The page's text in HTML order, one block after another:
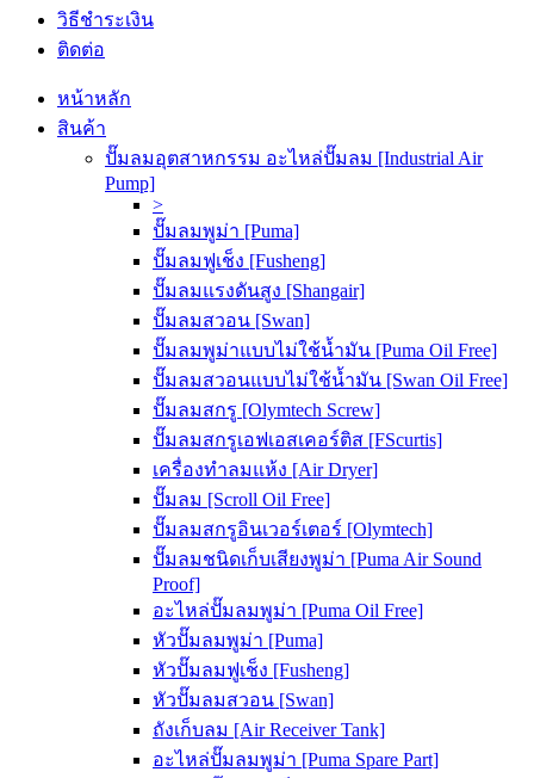
วิธีชำระเงิน
ติดต่อ
หน้าหลัก
สินค้า
ปั๊มลมอุตสาหกรรม อะไหล่ปั๊มลม [Industrial Air
Pump]
>
ปั๊มลมพูม่า [Puma]
ปั๊มลมฟูเช็ง [Fusheng]
ปั๊มลมแรงดันสูง [Shangair]
ปั๊มลมสวอน [Swan]
ปั๊มลมพูม่าแบบไม่ใช้น้ำมัน [Puma Oil Free]
ปั๊มลมสวอนแบบไม่ใช้น้ำมัน [Swan Oil Free]
ปั๊มลมสกรู [Olymtech Screw]
ปั๊มลมสกรูเอฟเอสเคอร์ติส [FScurtis]
เครื่องทำลมแห้ง [Air Dryer]
ปั๊มลม [Scroll Oil Free]
ปั๊มลมสกรูอินเวอร์เตอร์ [Olymtech]
ปั๊มลมชนิดเก็บเสียงพูม่า [Puma Air Sound
Proof]
อะไหล่ปั๊มลมพูม่า [Puma Oil Free]
หัวปั๊มลมพูม่า [Puma]
หัวปั๊มลมฟูเช็ง [Fusheng]
หัวปั๊มลมสวอน [Swan]
ถังเก็บลม [Air Receiver Tank]
อะไหล่ปั๊มลมพูม่า [Puma Spare Part]